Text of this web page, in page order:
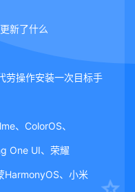
更新了什么
劳操作安装一次目标手
、ColorOS、
One UI、荣耀
HarmonyOS、小米